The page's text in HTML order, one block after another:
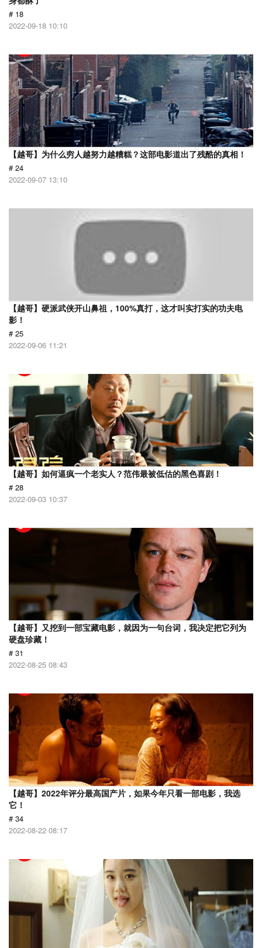
# 18
2022-09-18 10:10
【越哥】为什么穷人越努力越糟糕？这部电影道出了残酷的真相！
# 24
2022-09-07 13:10
【越哥】硬派武侠开山鼻祖，100%真打，这才叫实打实的功夫电
影！
# 25
2022-09-06 11:21
【越哥】如何逼疯一个老实人？范伟最被低估的黑色喜剧！
# 28
2022-09-03 10:37
【越哥】又挖到一部宝藏电影，就因为一句台词，我决定把它列为
硬盘珍藏！
# 31
2022-08-25 08:43
【越哥】2022年评分最高国产片，如果今年只看一部电影，我选
它！
# 34
2022-08-22 08:17